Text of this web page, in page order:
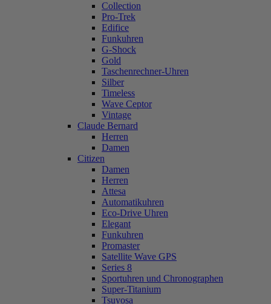
Collection
Pro-Trek
Edifice
Funkuhren
G-Shock
Gold
Taschenrechner-Uhren
Silber
Timeless
Wave Ceptor
Vintage
Claude Bernard
Herren
Damen
Citizen
Damen
Herren
Attesa
Automatikuhren
Eco-Drive Uhren
Elegant
Funkuhren
Promaster
Satellite Wave GPS
Series 8
Sportuhren und Chronographen
Super-Titanium
Tsuyosa